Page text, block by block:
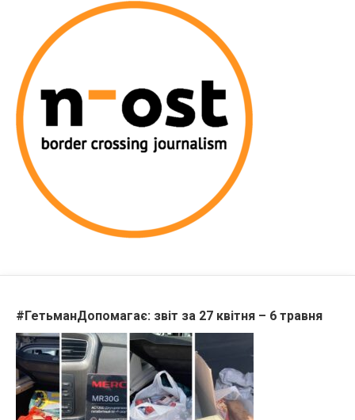
#ГетьманДопомагає: звіт за 27 квітня – 6 травня